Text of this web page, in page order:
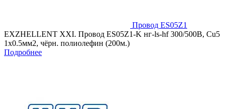
Провод ES05Z1
EXZHELLENT XXI. Провод ES05Z1-K нг-ls-hf 300/500В, Cu5
1x0.5мм2, чёрн. полиолефин (200м.)
Подробнее